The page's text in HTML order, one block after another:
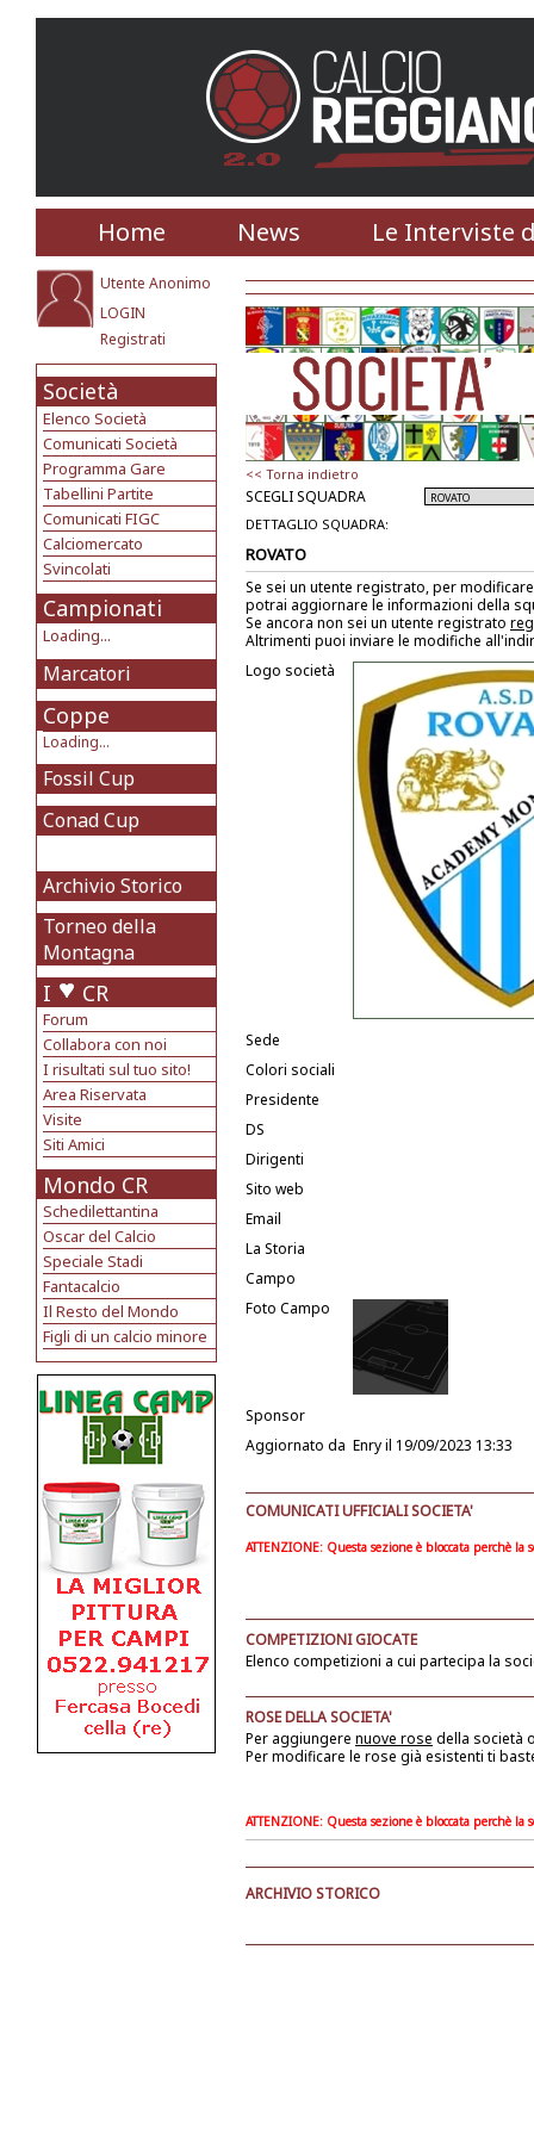
Home News Le Interviste
Utente Anonimo
LOGIN
Registrati
Società
Elenco Società
Comunicati Società
Programma Gare
Tabellini Partite
Comunicati FIGC
Calciomercato
Svincolati
Campionati
Loading...
Marcatori
Coppe
Loading...
Fossil Cup
Conad Cup
Archivio Storico
Torneo della
Montagna
I CR
Forum
Collabora con noi
I risultati sul tuo sito!
Area Riservata
Visite
Siti Amici
Mondo CR
Schedilettantina
Oscar del Calcio
Speciale Stadi
Fantacalcio
Il Resto del Mondo
Figli di un calcio minore
<< Torna indietro
SCEGLI SQUADRA
DETTAGLIO SQUADRA:
ROVATO
Se sei un utente registrato, per
potrai aggiornare le informazioni della
Se ancora non sei un utente registrato
Altrimenti puoi inviare le modifiche
Logo società
Sede
Colori sociali
Presidente
DS
Dirigenti
Sito web
Email
La Storia
Campo
Foto Campo
Sponsor
Aggiornato da Enryil 19/09/2023 13:33
COMUNICATI UFFICIALI SOCIETA'
ATTENZIONE: Questa sezione è bloccata perchè
COMPETIZIONI GIOCATE
Elenco competizioni a cui partecipa la
ROSE DELLA SOCIETA'
Per aggiungere nuove rose della società
Per modificare le rose già esistenti ti
ATTENZIONE: Questa sezione è bloccata perchè
ARCHIVIO STORICO